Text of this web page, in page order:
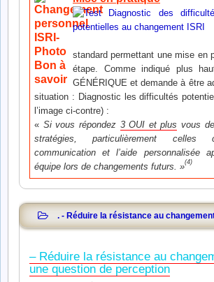
standard permettant une mise en
étape. Comme indiqué plus
GÉNÉRIQUE et demande à être
situation : Diagnostic les difficultés
l’image ci-contre) :
« Si vous répondez 3 OUI et plus vous
stratégies, particulièrement celles
communication et l’aide personnalisée
équipe lors de changements futurs. »(4)
. - Réduire la résistance au
– Réduire la résistance au
une question de perception